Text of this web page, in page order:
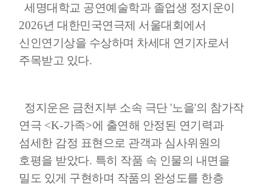
세명대학교 공연예술학과 졸업생 정지운이
2026년 대한민국연극제 서울대회에서
신인연기상을 수상하며 차세대 연기자로서
주목받고 있다.
정지운은 금천지부 소속 극단 '노을'의 참가작
연극 <K-가족>에 출연해 안정된 연기력과
섬세한 감정 표현으로 관객과 심사위원의
호평을 받았다. 특히 작품 속 인물의 내면을
밀도 있게 구현하며 작품의 완성도를 한층